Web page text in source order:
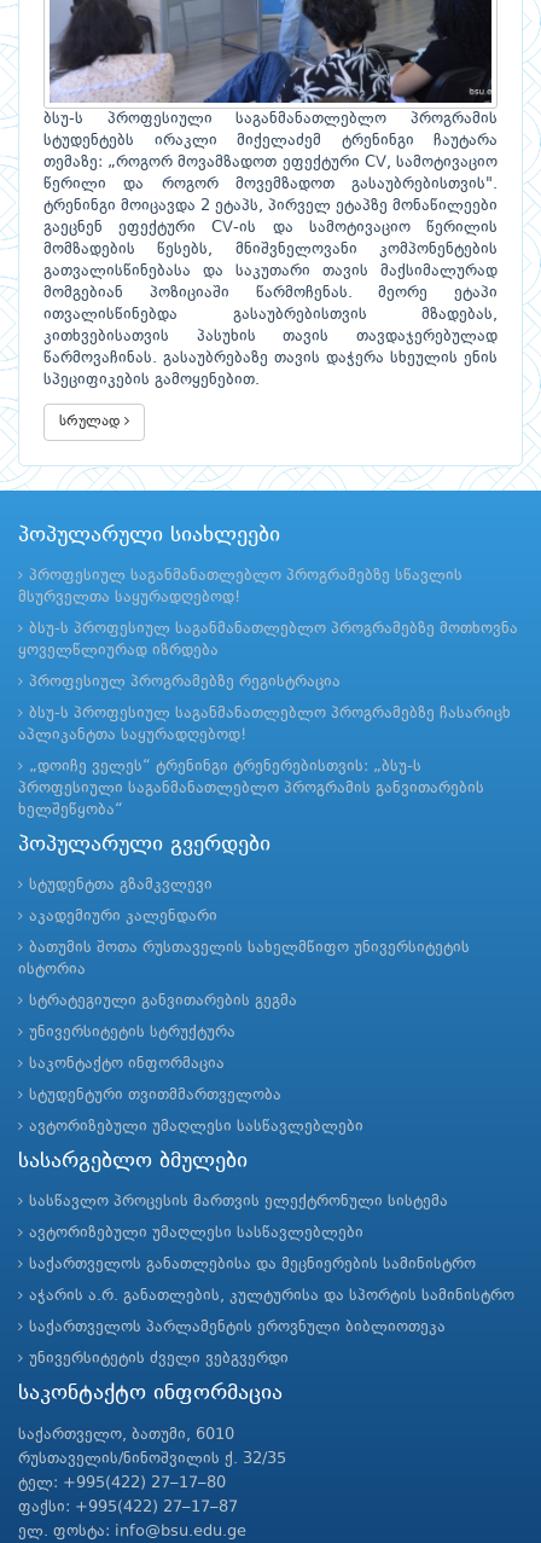
ბსუ-ს პროფესიული საგანმანათლებლო პროგრამის
სტუდენტებს ირაკლი მიქელაძემ ტრენინგი ჩაუტარა
თემაზე: „როგორ მოვამზადოთ ეფექტური CV, სამოტივაციო
წერილი და როგორ მოვემზადოთ გასაუბრებისთვის".
ტრენინგი მოიცავდა 2 ეტაპს, პირველ ეტაპზე მონაწილეები
გაეცნენ ეფექტური CV-ის და სამოტივაციო წერილის
მომზადების წესებს, მნიშვნელოვანი კომპონენტების
გათვალისწინებასა და საკუთარი თავის მაქსიმალურად
მომგებიან პოზიციაში წარმოჩენას. მეორე ეტაპი
ითვალისწინებდა გასაუბრებისთვის მზადებას,
კითხვებისათვის პასუხის თავის თავდაჯერებულად
წარმოვაჩინას. გასაუბრებაზე თავის დაჭერა სხეულის ენის
სპეციფიკების გამოყენებით.
სრულად
პოპულარული სიახლეები
პროფესიულ საგანმანათლებლო პროგრამებზე სწავლის
მსურველთა საყურადღებოდ!
ბსუ-ს პროფესიულ საგანმანათლებლო პროგრამებზე მოთხოვნა
ყოველწლიურად იზრდება
პროფესიულ პროგრამებზე რეგისტრაცია
ბსუ-ს პროფესიულ საგანმანათლებლო პროგრამებზე ჩასარიცხ
აპლიკანტთა საყურადღებოდ!
„დოიჩე ველეს“ ტრენინგი ტრენერებისთვის: „ბსუ-ს
პროფესიული საგანმანათლებლო პროგრამის განვითარების
ხელშეწყობა“
პოპულარული გვერდები
სტუდენტთა გზამკვლევი
აკადემიური კალენდარი
ბათუმის შოთა რუსთაველის სახელმწიფო უნივერსიტეტის
ისტორია
სტრატეგიული განვითარების გეგმა
უნივერსიტეტის სტრუქტურა
საკონტაქტო ინფორმაცია
სტუდენტური თვითმმართველობა
ავტორიზებული უმაღლესი სასწავლებლები
სასარგებლო ბმულები
სასწავლო პროცესის მართვის ელექტრონული სისტემა
ავტორიზებული უმაღლესი სასწავლებლები
საქართველოს განათლებისა და მეცნიერების სამინისტრო
აჭარის ა.რ. განათლების, კულტურისა და სპორტის სამინისტრო
საქართველოს პარლამენტის ეროვნული ბიბლიოთეკა
უნივერსიტეტის ძველი ვებგვერდი
საკონტაქტო ინფორმაცია
საქართველო, ბათუმი, 6010
რუსთაველის/ნინოშვილის ქ. 32/35
ტელ: +995(422) 27–17–80
ფაქსი: +995(422) 27–17–87
ელ. ფოსტა: info@bsu.edu.ge